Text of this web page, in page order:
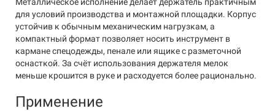
для условий производства и монтажной площадки. Корпус
устойчив к обычным механическим нагрузкам, а
компактный формат позволяет носить инструмент в
кармане спецодежды, пенале или ящике с разметочной
оснасткой. За счёт использования держателя мелок
меньше крошится в руке и расходуется более рационально.
Применение